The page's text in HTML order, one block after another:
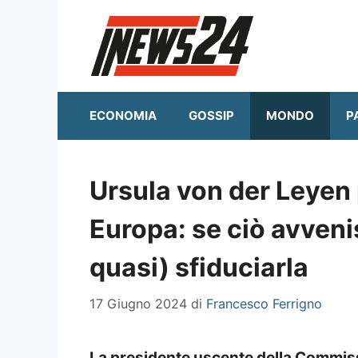
ECONOMIA GOSSIP MONDO
Ursula von der
Europa: se ciò
quasi) sfiduciarla
17 Giugno 2024 di Francesco Ferrigno